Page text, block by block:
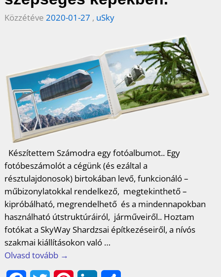
b
o
t
e
e
r
s
t
e
d
n
a
g
Közzétéve 2020-01-27 , uSky
Készítettem Számodra egy fotóalbumot.. Egy
fotóbeszámolót a cégünk (és ezáltal a
résztulajdonosok) birtokában levő, funkcionáló –
műbizonylatokkal rendelkező, megtekinthető –
kipróbálható, megrendelhető és a mindennapokban
használható útstruktúráiról, járműveiről.. Hoztam
fotókat a SkyWay Shardzsai építkezéseiről, a nívós
szakmai kiállításokon való …
Olvasd tovább →